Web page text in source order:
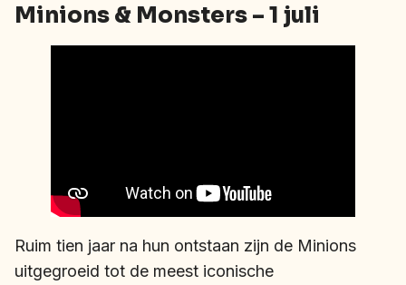
Minions & Monsters – 1 juli
Ruim tien jaar na hun ontstaan zijn de Minions
uitgegroeid tot de meest iconische